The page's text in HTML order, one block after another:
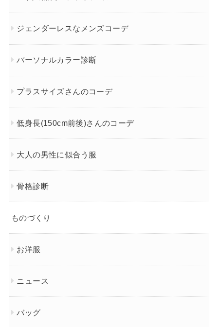
ジェンダーレスなメンズコーデ
パーソナルカラー診断
プラスサイズさんのコーデ
低身長(150cm前後)さんのコーデ
大人の男性に似合う服
骨格診断
ものづくり
お洋服
ニュース
バッグ